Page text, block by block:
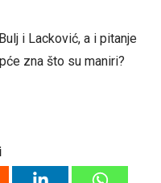
i Lacković, a i pitanje
zna što su maniri?